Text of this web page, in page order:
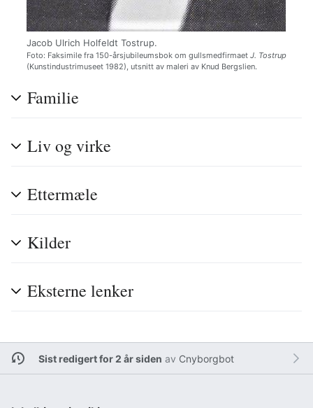
Jacob Ulrich Holfeldt Tostrup.
Foto: Faksimile fra 150-årsjubileumsbok om gullsmedfirmaet J. Tostrup
(Kunstindustrimuseet 1982), utsnitt av maleri av Knud Bergslien.
Familie
Liv og virke
Ettermæle
Kilder
Eksterne lenker
Sist redigert for 2 år siden av Cnyborgbot